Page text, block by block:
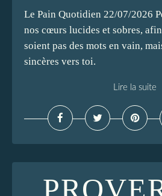
Le Pain Quotidien 22/07/2026
nos cœurs lucides et sobres,
soient pas des mots en vain,
sincères vers toi.
Lire la suite